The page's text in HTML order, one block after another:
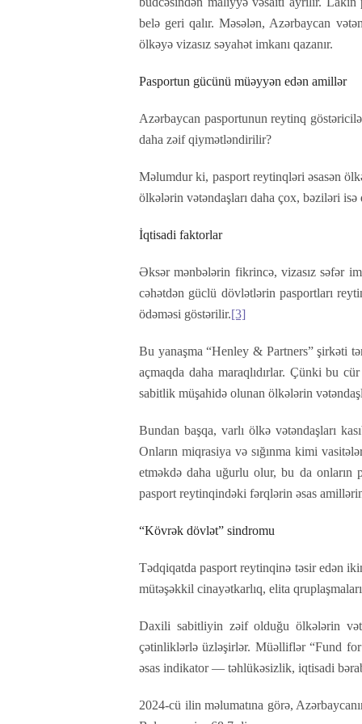
belə geri qalır. Məsələn, Azərbaycan
ölkəyə vizasız səyahət imkanı qazanır.
Pasportun gücünü müəyyən edən amillər
Azərbaycan pasportunun reytinq
daha zəif qiymətləndirilir?
Məlumdur ki, pasport reytinqləri əsasən
ölkələrin vətəndaşları daha çox, bəziləri
İqtisadi faktorlar
Əksər mənbələrin fikrincə, vizasız səfər
cəhətdən güclü dövlətlərin pasportları
ödəməsi göstərilir.[3]
Bu yanaşma “Henley & Partners” şirkəti
açmaqda daha maraqlıdırlar. Çünki bu
sabitlik müşahidə olunan ölkələrin
Bundan başqa, varlı ölkə vətəndaşları
Onların miqrasiya və sığınma kimi
etməkdə daha uğurlu olur, bu da onların
pasport reytinqindəki fərqlərin əsas
“Kövrək dövlət” sindromu
Tədqiqatda pasport reytinqinə təsir edən
mütəşəkkil cinayətkarlıq, elita
Daxili sabitliyin zəif olduğu ölkələrin
çətinliklərlə üzləşirlər. Müəlliflər “Fund for
əsas indikator — təhlükəsizlik, iqtisadi
2024-cü ilin məlumatına görə,